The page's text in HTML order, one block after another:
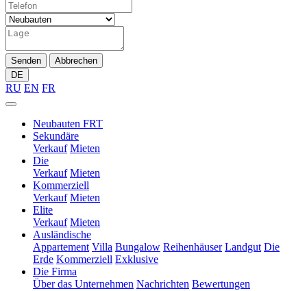
Senden
Abbrechen
DE
RU EN FR
Neubauten FRT
Sekundäre
Verkauf Mieten
Die
Verkauf Mieten
Kommerziell
Verkauf Mieten
Elite
Verkauf Mieten
Ausländische
Appartement Villa Bungalow Reihenhäuser Landgut Die
Erde Kommerziell Exklusive
Die Firma
Über das Unternehmen Nachrichten Bewertungen